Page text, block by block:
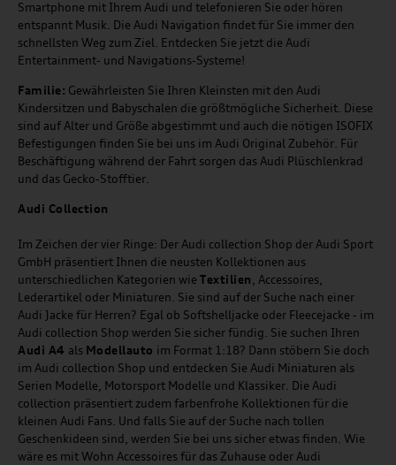
Smartphone mit Ihrem Audi und telefonieren Sie oder hören
entspannt Musik. Die Audi Navigation findet für Sie immer den
schnellsten Weg zum Ziel. Entdecken Sie jetzt die Audi
Entertainment- und Navigations-Systeme!
Familie: Gewährleisten Sie Ihren Kleinsten mit den Audi
Kindersitzen und Babyschalen die größtmögliche Sicherheit. Diese
sind auf Alter und Größe abgestimmt und auch die nötigen ISOFIX
Befestigungen finden Sie bei uns im Audi Original Zubehör. Für
Beschäftigung während der Fahrt sorgen das Audi Plüschlenkrad
und das Gecko-Stofftier.
Audi Collection
Im Zeichen der vier Ringe: Der Audi collection Shop der Audi Sport
GmbH präsentiert Ihnen die neusten Kollektionen aus
unterschiedlichen Kategorien wie Textilien , Accessoires,
Lederartikel oder Miniaturen. Sie sind auf der Suche nach einer
Audi Jacke für Herren? Egal ob Softshelljacke oder Fleecejacke - im
Audi collection Shop werden Sie sicher fündig. Sie suchen Ihren
Audi A4 als Modellauto im Format 1:18? Dann stöbern Sie doch
im Audi collection Shop und entdecken Sie Audi Miniaturen als
Serien Modelle, Motorsport Modelle und Klassiker. Die Audi
collection präsentiert zudem farbenfrohe Kollektionen für die
kleinen Audi Fans. Und falls Sie auf der Suche nach tollen
Geschenkideen sind, werden Sie bei uns sicher etwas finden. Wie
wäre es mit Wohn Accessoires für das Zuhause oder Audi